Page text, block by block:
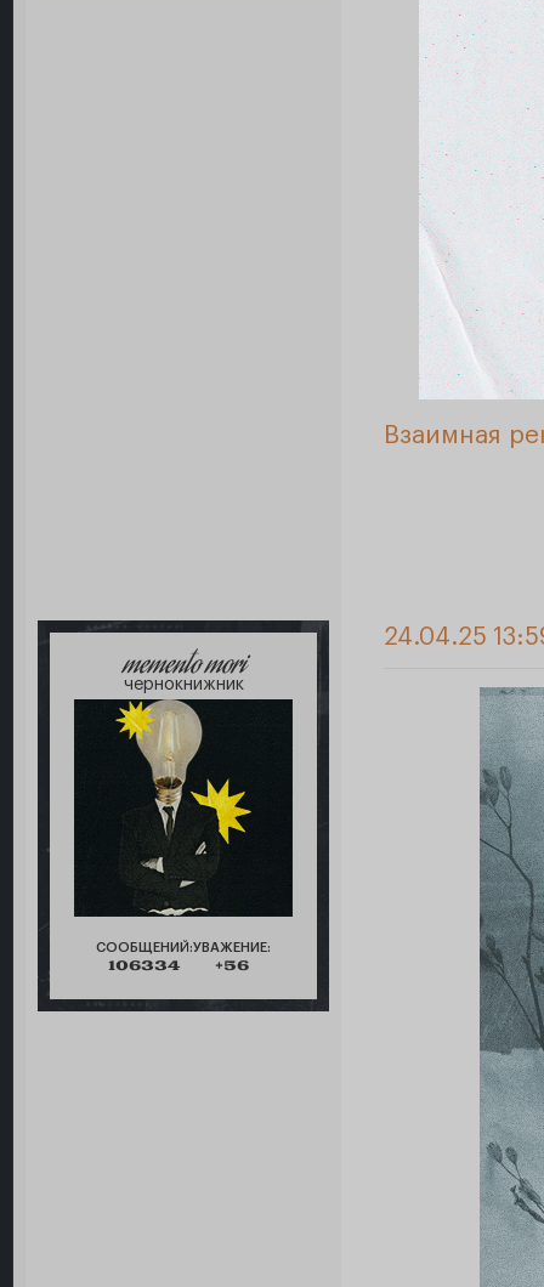
Взаимная
memento mori
чернокнижник
СООБЩЕНИЙ:
106334
УВАЖЕНИЕ:
+56
24.04.25